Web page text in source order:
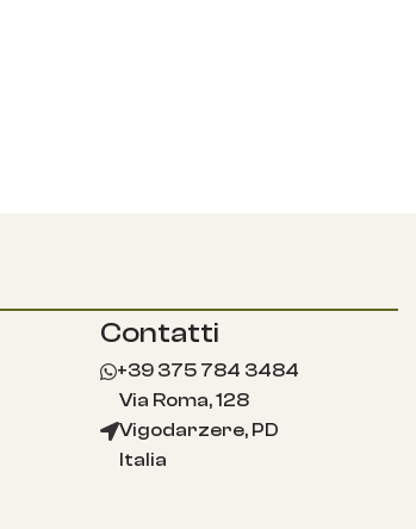
Contatti
+39 375 784 3484
Via Roma, 128
Vigodarzere, PD
Italia